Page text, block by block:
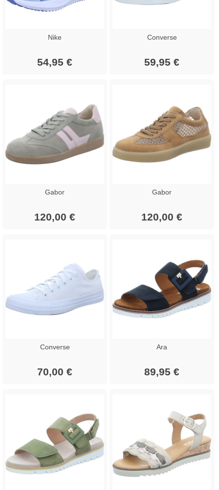
Nike
54,95 €
Converse
59,95 €
Gabor
120,00 €
Gabor
120,00 €
Converse
70,00 €
Ara
89,95 €